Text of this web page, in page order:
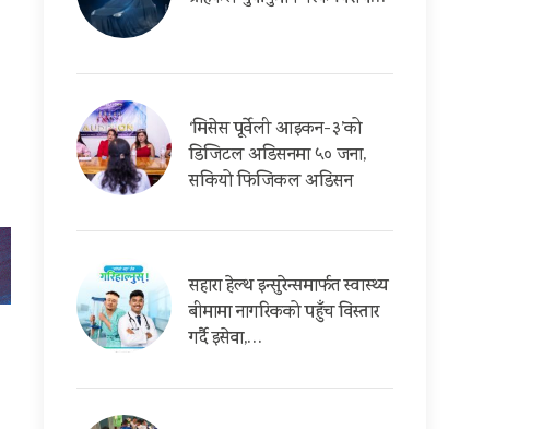
‘मिसेस पूर्वेली आइकन-३’को
डिजिटल अडिसनमा ५० जना,
सकियो फिजिकल अडिसन
सहारा हेल्थ इन्सुरेन्समार्फत स्वास्थ्य
बीमामा नागरिकको पहुँच विस्तार
गर्दै इसेवा,…